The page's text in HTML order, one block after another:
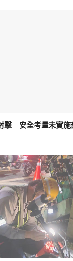
擊 安全考量未實施